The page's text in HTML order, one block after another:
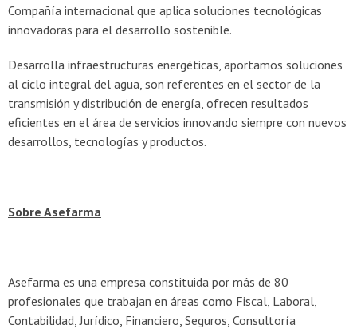
Compañía internacional que aplica soluciones tecnológicas
innovadoras para el desarrollo sostenible.
Desarrolla infraestructuras energéticas, aportamos soluciones
al ciclo integral del agua, son referentes en el sector de la
transmisión y distribución de energía, ofrecen resultados
eficientes en el área de servicios innovando siempre con nuevos
desarrollos, tecnologías y productos.
Sobre Asefarma
Asefarma es una empresa constituida por más de 80
profesionales que trabajan en áreas como Fiscal, Laboral,
Contabilidad, Jurídico, Financiero, Seguros, Consultoría